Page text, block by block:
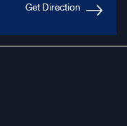
Get Direction